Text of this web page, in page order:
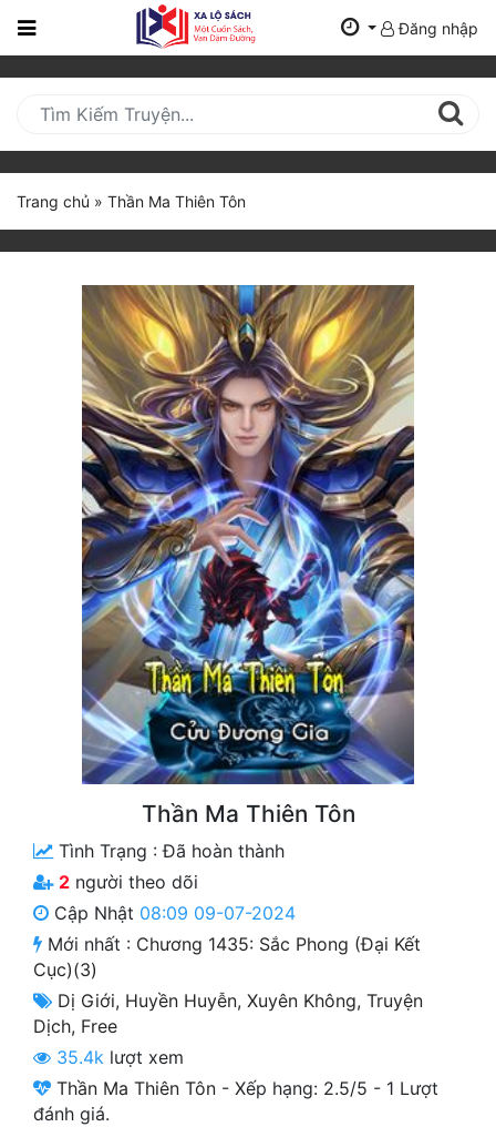
Trang
Mới
Cập
Nhật
(current)
Truyện Mới Ra
Hoàn Thành
Truyện Convert
Truyện Nhập Môn
Truyện ngắn
Cung Đấu
Cạnh Kỹ
Cổ Tiên Hiệp
Cổ Đại
Du Hí
Dã Sử
Đăng nhập
Trang chủ » Thần Ma Thiên Tôn
Thần Ma Thiên Tôn
Tình Trạng :Đã hoàn thành
2 người theo dõi
Cập Nhật 08:09 09-07-2024
Mới nhất : Chương 1435: Sắc Phong (Đại Kết
Cục)(3)
Dị Giới, Huyền Huyễn, Xuyên Không, Truyện
Dịch, Free
35.4k lượt xem
Thần Ma Thiên Tôn - Xếp hạng: 2.5/5 - 1 Lượt
đánh giá.